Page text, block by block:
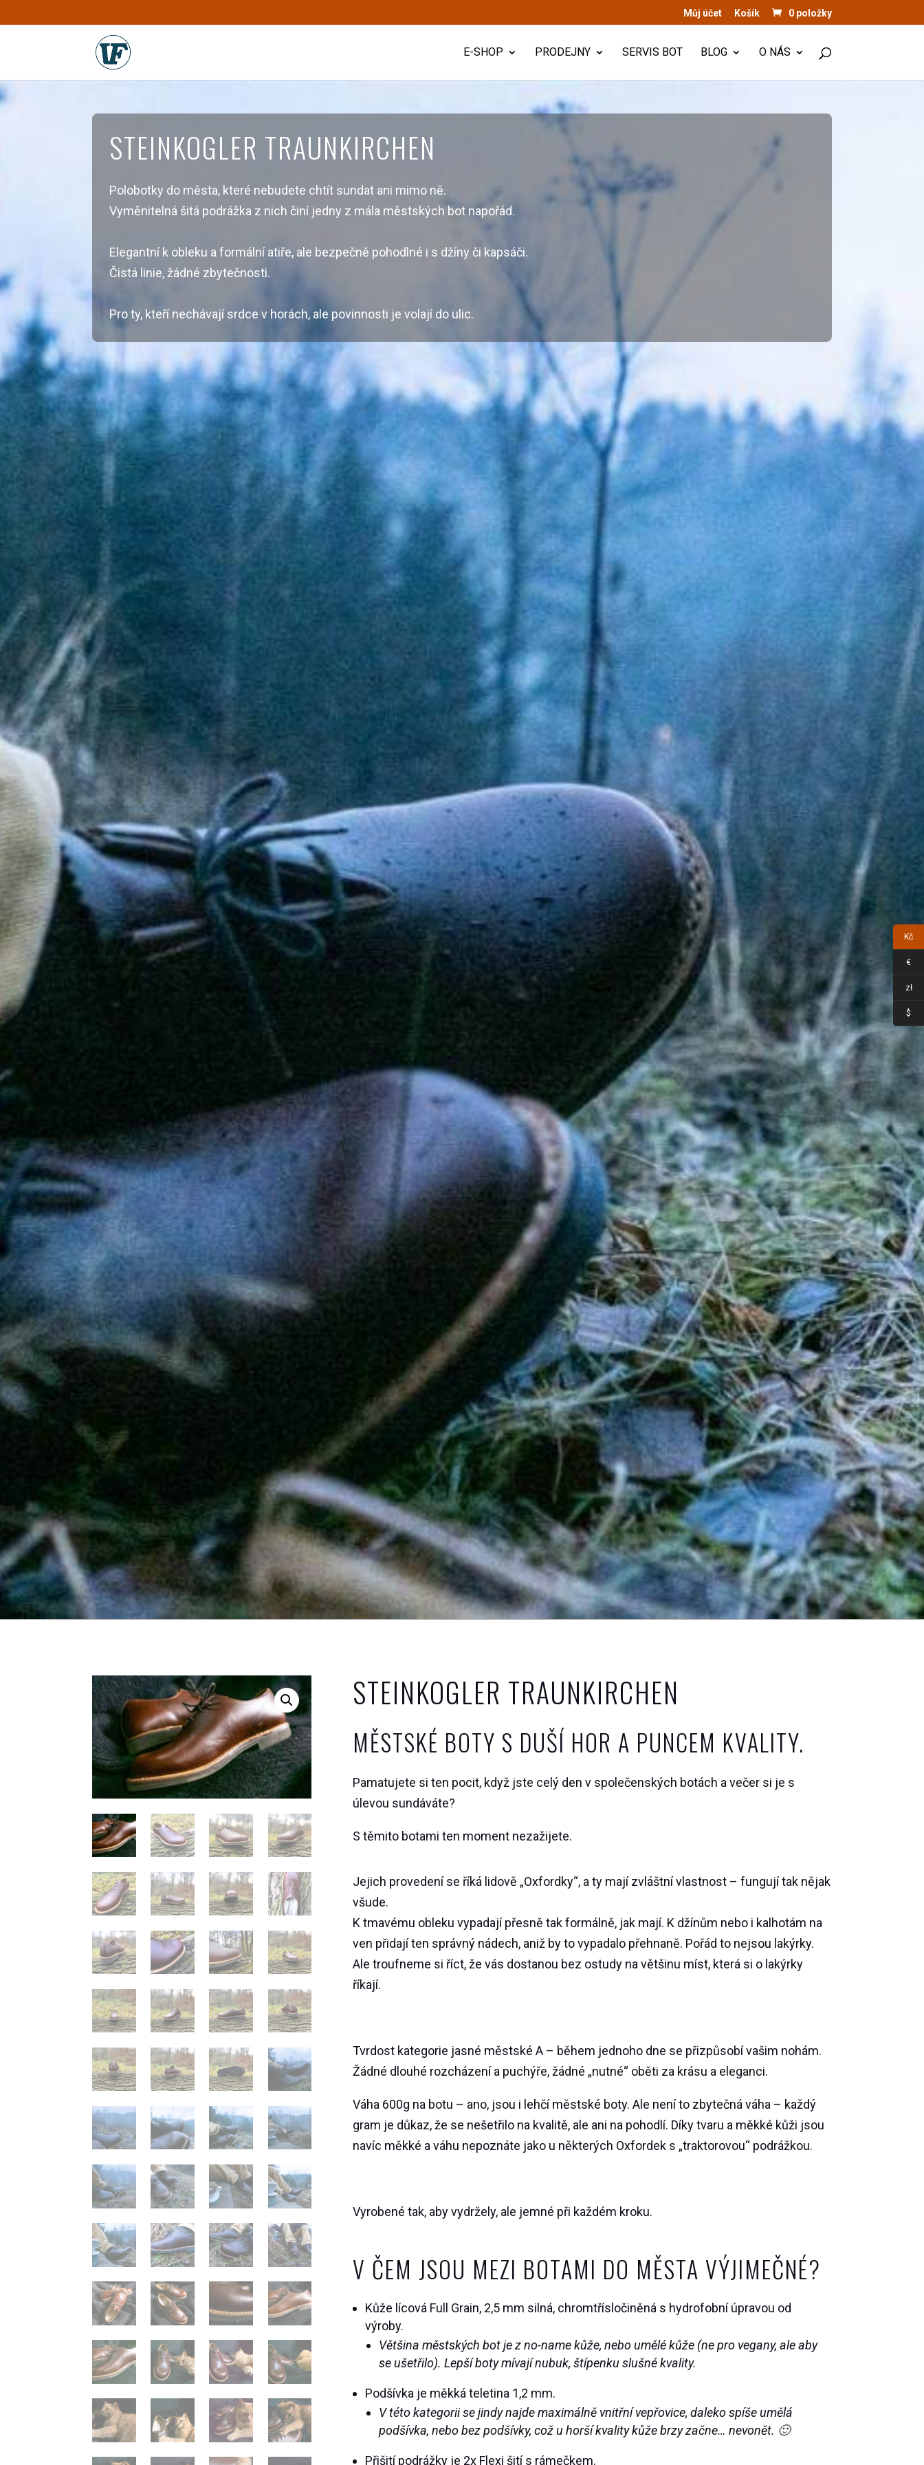
Můj účet Košík 0 položky
E-SHOP PRODEJNY SERVIS BOT BLOG O NÁS
STEINKOGLER TRAUNKIRCHEN
Polobotky do města, které nebudete chtít sundat ani mimo ně.
Vyměnitelná šitá podrážka z nich činí jedny z mála městských bot napořád.
Elegantní k obleku a formální atiře, ale bezpečně pohodlné i s džíny či kapsáči.
Čistá linie, žádné zbytečnosti.
Pro ty, kteří nechávají srdce v horách, ale povinnosti je volají do ulic.
STEINKOGLER TRAUNKIRCHEN
MĚSTSKÉ BOTY S DUŠÍ HOR A PUNCEM KVALITY.
Pamatujete si ten pocit, když jste celý den v společenských botách a večer si je s
úlevou sundáváte?
S těmito botami ten moment nezažijete.
Jejich provedení se říká lidově „Oxfordky“, a ty mají zvláštní vlastnost – fungují tak nějak
všude.
K tmavému obleku vypadají přesně tak formálně, jak mají. K džínům nebo i kalhotám na
ven přidají ten správný nádech, aniž by to vypadalo přehnaně. Pořád to nejsou lakýrky.
Ale troufneme si říct, že vás dostanou bez ostudy na většinu míst, která si o lakýrky
říkají.
Tvrdost kategorie jasné městské A – během jednoho dne se přizpůsobí vašim nohám.
Žádné dlouhé rozcházení a puchýře, žádné „nutné“ oběti za krásu a eleganci.
Váha 600g na botu – ano, jsou i lehčí městské boty. Ale není to zbytečná váha – každý
gram je důkaz, že se nešetřilo na kvalitě, ale ani na pohodlí. Díky tvaru a měkké kůži jsou
navíc měkké a váhu nepoznáte jako u některých Oxfordek s „traktorovou“ podrážkou.
Vyrobené tak, aby vydržely, ale jemné při každém kroku.
V ČEM JSOU MEZI BOTAMI DO MĚSTA VÝJIMEČNÉ?
Kůže lícová Full Grain, 2,5 mm silná, chromtřísločiněná s hydrofobní úpravou od
výroby.
Většina městských bot je z no-name kůže, nebo umělé kůže (ne pro vegany, ale aby
se ušetřilo). Lepší boty mívají nubuk, štípenku slušné kvality.
Podšívka je měkká teletina 1,2 mm.
V této kategorii se jindy najde maximálně vnitřní vepřovice, daleko spíše umělá
podšívka, nebo bez podšívky, což u horší kvality kůže brzy začne… nevonět. 🙂
Přišití podrážky je 2x Flexi šití s rámečkem.
Kč
€
zł
$